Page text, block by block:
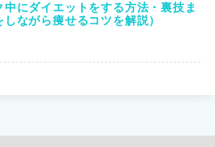
中にダイエットをする方法・裏技ま
しながら痩せるコツを解説）